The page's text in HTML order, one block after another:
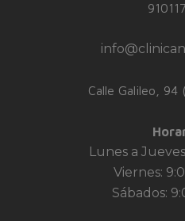
Calle Galileo, 94
Lunes a
Viernes:
Sábados: